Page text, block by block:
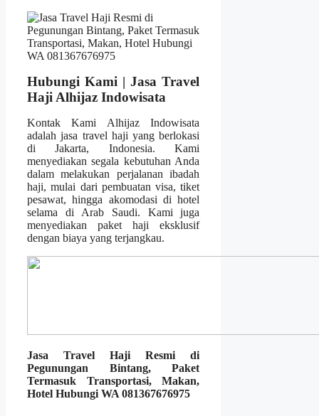
Hubungi Kami | Jasa Travel
Haji Alhijaz Indowisata
Kontak Kami Alhijaz Indowisata
adalah jasa travel haji yang berlokasi
di Jakarta, Indonesia. Kami
menyediakan segala kebutuhan Anda
dalam melakukan perjalanan ibadah
haji, mulai dari pembuatan visa, tiket
pesawat, hingga akomodasi di hotel
selama di Arab Saudi. Kami juga
menyediakan paket haji eksklusif
dengan biaya yang terjangkau.
Jasa Travel Haji Resmi di
Pegunungan Bintang, Paket
Termasuk Transportasi, Makan,
Hotel Hubungi WA 081367676975